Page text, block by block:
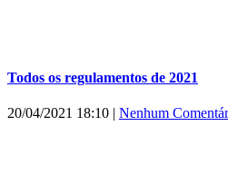
Todos os regulamentos de 2021
20/04/2021 18:10 Nenhum